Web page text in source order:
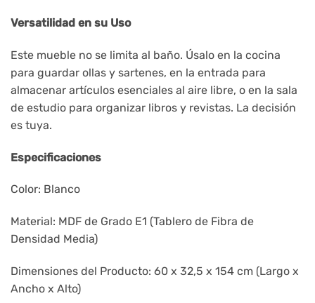
Versatilidad en su Uso
Este mueble no se limita al baño. Úsalo en la cocina
para guardar ollas y sartenes, en la entrada para
almacenar artículos esenciales al aire libre, o en la sala
de estudio para organizar libros y revistas. La decisión
es tuya.
Especificaciones
Color: Blanco
Material: MDF de Grado E1 (Tablero de Fibra de
Densidad Media)
Dimensiones del Producto: 60 x 32,5 x 154 cm (Largo x
Ancho x Alto)